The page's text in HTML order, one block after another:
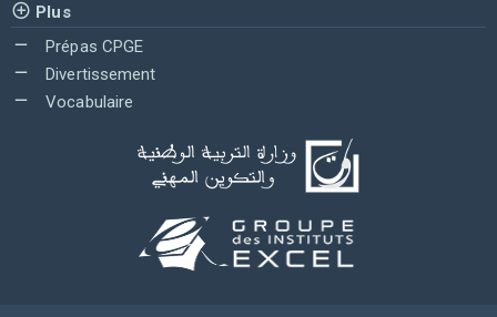
Plus
Prépas CPGE
Divertissement
Vocabulaire